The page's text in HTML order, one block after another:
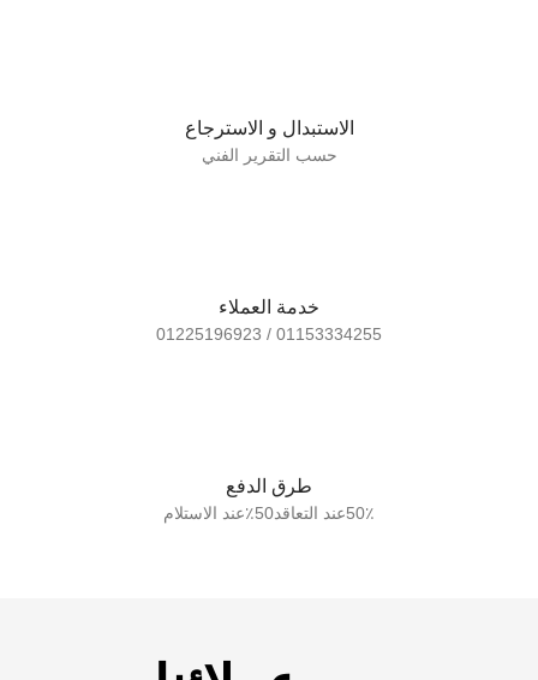
الاستبدال و الاسترجاع
حسب التقرير الفني
خدمة العملاء
01153334255 / 01225196923
طرق الدفع
50٪عند التعاقد50٪عند الاستلام